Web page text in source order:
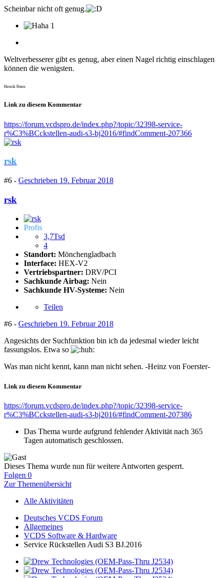
Scheinbar nicht oft genug.
1
Weltverbesserer gibt es genug, aber einen Nagel richtig einschlagen
können die wenigsten.
Henrik Ibsen
Link zu diesem Kommentar
https://forum.vcdspro.de/index.php?/topic/32398-service-
r%C3%BCckstellen-audi-s3-bj2016/#findComment-207366
rsk
#6 - Geschrieben 19. Februar 2018
rsk
Profis
3,7Tsd
4
Standort: Mönchengladbach
Interface: HEX-V2
Vertriebspartner: DRV/PCI
Sachkunde Airbag: Nein
Sachkunde HV-Systeme: Nein
Teilen
#6 - Geschrieben 19. Februar 2018
Angesichts der Suchfunktion bin ich da jedesmal wieder leicht
fassungslos. Etwa so
Was man nicht kennt, kann man nicht sehen. -Heinz von Foerster-
Link zu diesem Kommentar
https://forum.vcdspro.de/index.php?/topic/32398-service-
r%C3%BCckstellen-audi-s3-bj2016/#findComment-207386
Das Thema wurde aufgrund fehlender Aktivität nach 365
Tagen automatisch geschlossen.
Dieses Thema wurde nun für weitere Antworten gesperrt.
Folgen 0
Zur Themenübersicht
Alle Aktivitäten
Deutsches VCDS Forum
Allgemeines
VCDS Software & Hardware
Service Rückstellen Audi S3 BJ.2016